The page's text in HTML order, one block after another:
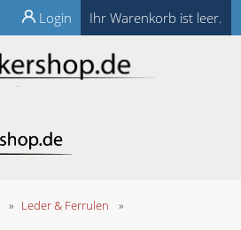
Ihr Warenkorb ist leer.
Login
» Leder & Ferrulen
»